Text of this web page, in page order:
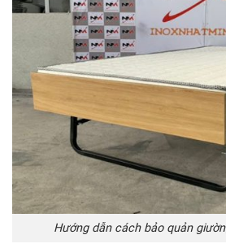
Hướng dẫn cách bảo quản